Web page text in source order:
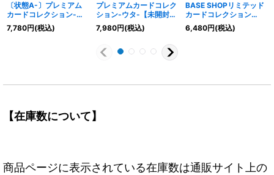
〔状態A-〕プレミアム
カードコレクション-ウ
タ-【未開封BOX】{-}
7,780円(税込)
プレミアムカードコレク
ション-ウタ-【未開封
BOX】{-}
7,980円(税込)
BASE SHOPリミテッド
カードコレクション
vol.1【未開封BOX】{-}
6,480円(税込)
【在庫数について】
商品ページに表示されている在庫数は通販サイト上の